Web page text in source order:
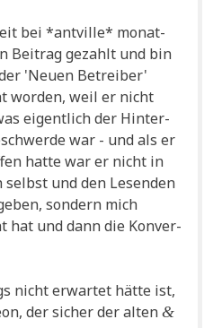
bei *ant­ville* monat­
Bei­trag gezahlt und bin
'Neu­en Betrei­ber'
wor­den, weil er nicht
eigent­lich der Hin­ter­
war - und als er
hat­te war er nicht in
selbst und den Lesen­den
son­dern mich
hat und dann die Kon­ver­
nicht erwar­tet hät­te ist,
der sicher der alten&